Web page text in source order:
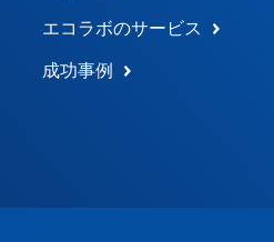
エコラボのサービス
成功事例